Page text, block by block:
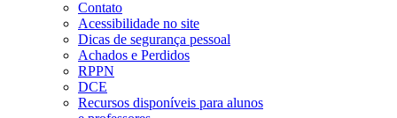
Contato
Acessibilidade no site
Dicas de segurança pessoal
Achados e Perdidos
RPPN
DCE
Recursos disponíveis para alunos